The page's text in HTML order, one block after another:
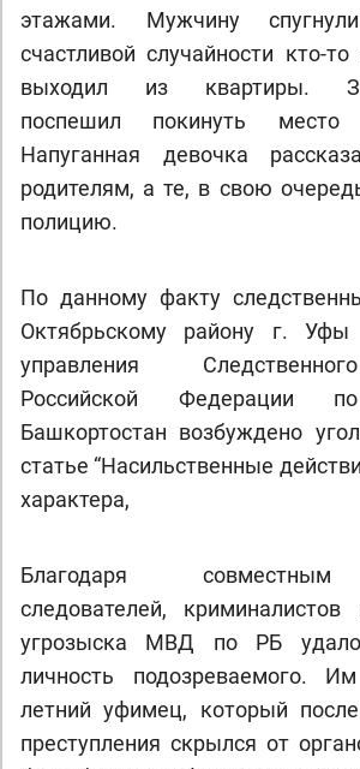
этажами. Мужчину
счастливой случайности кто-
выходил из квартиры.
поспешил покинуть место
Напуганная девочка
родителям, а те, в свою
полицию.
По данному факту
Октябрьскому району г. Уфы
управления
Российской Федерации
Башкортостан возбуждено
статье “Насильственные
характера,
Благодаря
следователей, криминалистов
угрозыска МВД по РБ
личность подозреваемого.
летний уфимец, который
преступления скрылся от